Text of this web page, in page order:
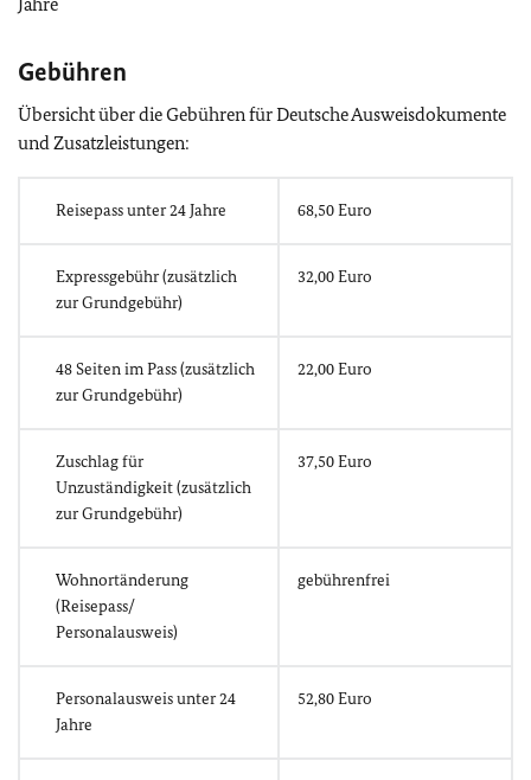
Gebühren
Übersicht über die Gebühren für Deutsche Ausweisdokumente
und Zusatzleistungen:
Reisepass unter 24 Jahre 68,50 Euro
Expressgebühr (zusätzlich
zur Grundgebühr)
32,00 Euro
48 Seiten im Pass (zusätzlich
zur Grundgebühr)
22,00 Euro
Zuschlag für
Unzuständigkeit (zusätzlich
zur Grundgebühr)
37,50 Euro
Wohnortänderung
(Reisepass/
Personalausweis)
gebührenfrei
Personalausweis unter 24
Jahre
52,80 Euro